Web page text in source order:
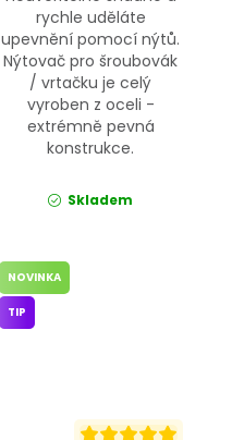
rychle uděláte
upevnění pomocí nýtů.
Nýtovač pro šroubovák
/ vrtačku je celý
vyroben z oceli -
extrémně pevná
konstrukce.
Skladem
NOVINKA
TIP